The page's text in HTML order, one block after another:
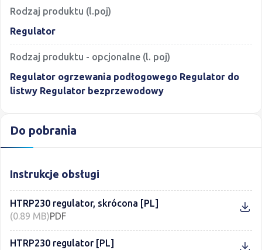
Rodzaj produktu (l.poj)
Regulator
Rodzaj produktu - opcjonalne (l. poj)
Regulator ogrzewania podłogowego Regulator do
listwy Regulator bezprzewodowy
Do pobrania
Instrukcje obsługi
HTRP230 regulator, skrócona [PL]
(0.89 MB)PDF
HTRP230 regulator [PL]